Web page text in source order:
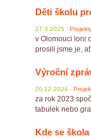
Děti školu
27.3.2025 -
v Olomouci loni
prosili jsme je,
Výroční
20.12.2024 -
za rok 2023
tabulek nebo
Kde se